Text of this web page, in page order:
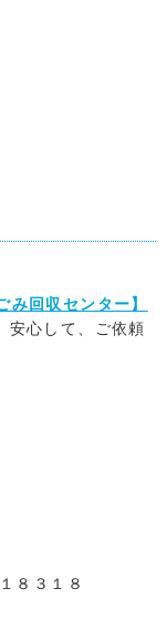
み回収センター】
安心して、ご依頼
８３１８